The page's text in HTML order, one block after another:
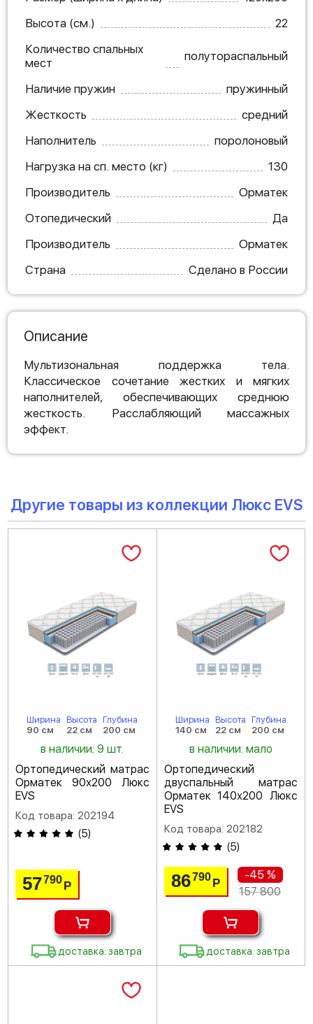
Высота (см.)
22
Количество спальных
мест
полутораспальный
Наличие пружин
пружинный
Жесткость
средний
Наполнитель
поролоновый
Нагрузка на сп. место (кг)
130
Производитель
Орматек
Отопедический
Да
Производитель
Орматек
Страна
Сделано в России
Описание
Мультизональная поддержка тела.
Классическое сочетание жестких и мягких
наполнителей, обеспечивающих среднюю
жесткость. Расслабляющий массажных
эффект.
Другие товары из коллекции Люкс EVS
Ширина
90 см
Высота
22 см
Глубина
200 см
в наличии: 9 шт.
Ортопедический матрас
Орматек 90х200 Люкс
EVS
Код товара: 202194
(5)
57790Р
доставка: завтра
Ширина
140 см
Высота
22 см
Глубина
200 см
в наличии: мало
Ортопедический
двуспальный матрас
Орматек 140х200 Люкс
EVS
Код товара: 202182
(5)
86790 Р
-45 %
157 800
доставка: завтра